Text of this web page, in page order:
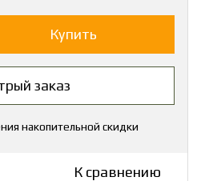
Купить
заказ
накопительной скидки
К сравнению